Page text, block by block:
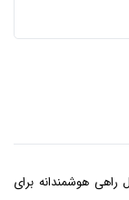
راهی هوشمندانه برای